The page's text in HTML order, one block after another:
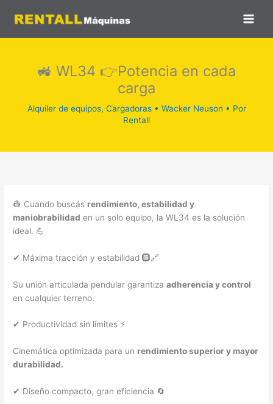
🚜 WL34 👉Potencia en cada
carga
Alquiler de equipos, Cargadoras• Wacker Neuson • Por
Rentall
👷 Cuando buscás rendimiento, estabilidad y
maniobrabilidad en un solo equipo, la WL34 es la solución
ideal. 💪
✔ Máxima tracción y estabilidad 🛞🔗
Su unión articulada pendular garantizaadherencia y control
en cualquier terreno.
✔ Productividad sin límites ⚡
Cinemática optimizada para un rendimiento superior y mayor
durabilidad.
✔ Diseño compacto, gran eficiencia 🔄